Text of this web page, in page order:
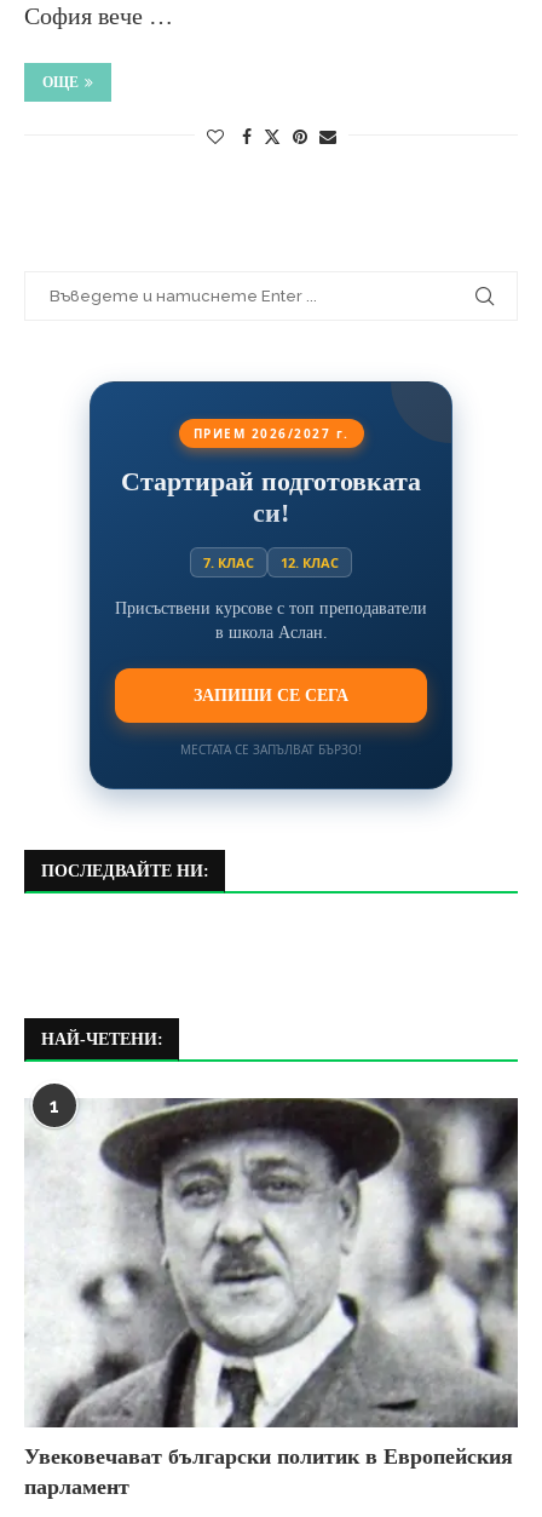
София вече …
ОЩЕ
ПРИЕМ 2026/2027 г.
Стартирай подготовката
си!
7. КЛАС 12. КЛАС
Присъствени курсове с топ преподаватели
в школа Аслан.
ЗАПИШИ СЕ СЕГА
МЕСТАТА СЕ ЗАПЪЛВАТ БЪРЗО!
ПОСЛЕДВАЙТЕ НИ:
НАЙ-ЧЕТЕНИ:
1
Увековечават български политик в Европейския
парламент